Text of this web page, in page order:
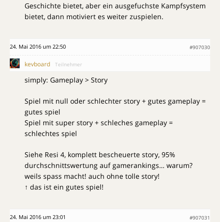
Geschichte bietet, aber ein ausgefuchste Kampfsystem
bietet, dann motiviert es weiter zuspielen.
24. Mai 2016 um 22:50 #907030
kevboard Teilnehmer
simply: Gameplay > Story
Spiel mit null oder schlechter story + gutes gameplay =
gutes spiel
Spiel mit super story + schleches gameplay =
schlechtes spiel
Siehe Resi 4, komplett bescheuerte story, 95%
durchschnittswertung auf gamerankings… warum?
weils spass macht! auch ohne tolle story!
↑ das ist ein gutes spiel!
24. Mai 2016 um 23:01 #907031